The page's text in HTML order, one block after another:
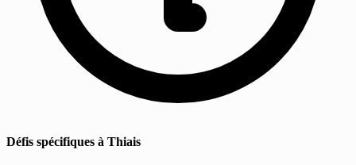
Défis spécifiques à Thiais